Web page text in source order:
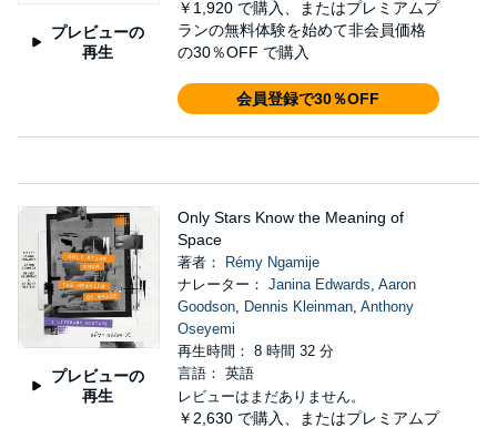
プレビューの
再生
￥1,920 で購入、またはプレミアムプ
ランの無料体験を始めて非会員価格
の30％OFF で購入
会員登録で30％OFF
プレビューの
再生
Only Stars Know the Meaning of
Space
著者：
Rémy Ngamije
ナレーター： Janina Edwards, Aaron
Goodson, Dennis Kleinman, Anthony
Oseyemi
再生時間： 8 時間 32 分
言語： 英語
レビューはまだありません。
￥2,630 で購入、またはプレミアムプ